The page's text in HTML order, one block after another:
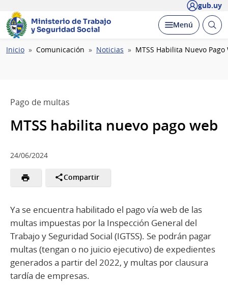
gub.uy
Ministerio de Trabajo
y Seguridad Social
Desplegar
Menú Abrir
Ruta
Inicio Comunicación Noticias ​​​​​MTSS Habilita Nuevo Pago
Pago de multas
​​​​​MTSS habilita nuevo pago web
24/06/2024
Compartir
Ya se encuentra habilitado el pago vía web de las
multas impuestas por la Inspección General del
Trabajo y Seguridad Social (IGTSS). Se podrán pagar
multas (tengan o no juicio ejecutivo) de expedientes
generados a partir del 2022, y multas por clausura
tardía de empresas.